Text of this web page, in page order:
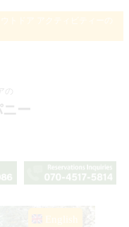
トドア アクティビティーの
ー
English